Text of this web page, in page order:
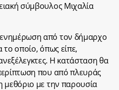
σύμβουλος Μιχαλία
από τον δήμαρχο
το οποίο, όπως είπε,
Η κατάσταση θα
που από πλευράς
μεθόριο με την παρουσία